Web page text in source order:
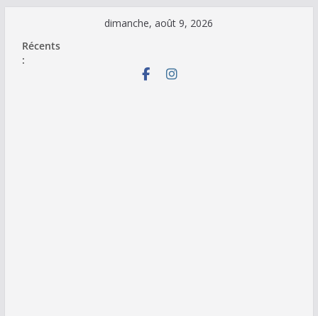
contenu
dimanche, août 9, 2026
Récents
: